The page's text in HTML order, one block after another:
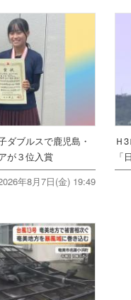
ブルスで鹿児島・
が３位入賞
年8月7日(金) 19:49
Ｈ
「